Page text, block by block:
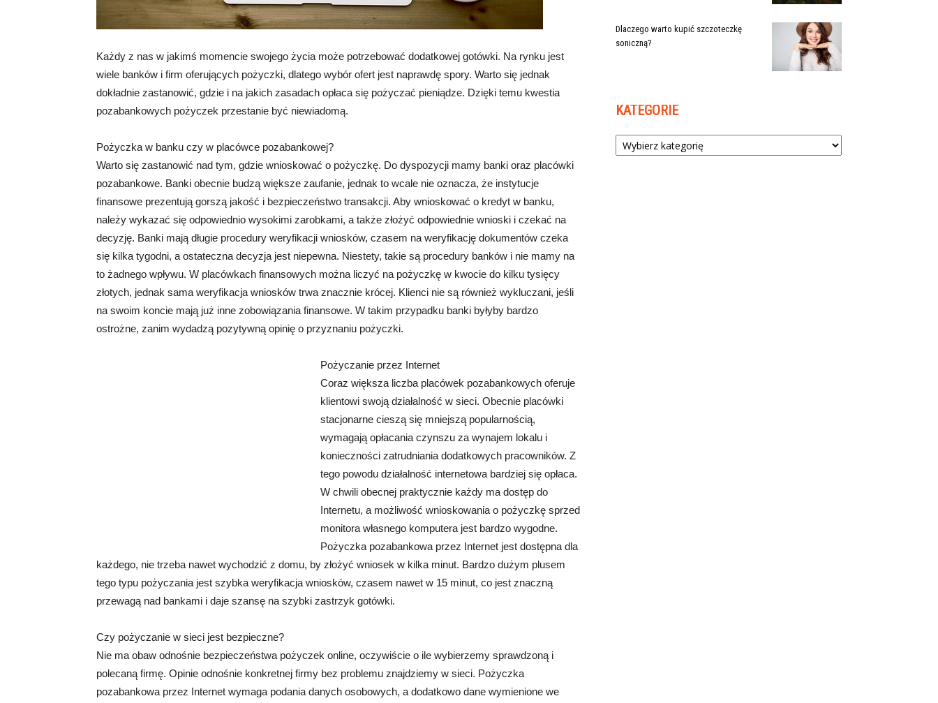
Każdy z nas w jakimś momencie swojego życia może potrzebować dodatkowej gotówki. Na rynku jest
wiele banków i firm oferujących pożyczki, dlatego wybór ofert jest naprawdę spory. Warto się jednak
dokładnie zastanowić, gdzie i na jakich zasadach opłaca się pożyczać pieniądze. Dzięki temu kwestia
pozabankowych pożyczek przestanie być niewiadomą.
Pożyczka w banku czy w placówce pozabankowej?
Warto się zastanowić nad tym, gdzie wnioskować o pożyczkę. Do dyspozycji mamy banki oraz placówki
pozabankowe. Banki obecnie budzą większe zaufanie, jednak to wcale nie oznacza, że instytucje
finansowe prezentują gorszą jakość i bezpieczeństwo transakcji. Aby wnioskować o kredyt w banku,
należy wykazać się odpowiednio wysokimi zarobkami, a także złożyć odpowiednie wnioski i czekać na
decyzję. Banki mają długie procedury weryfikacji wniosków, czasem na weryfikację dokumentów czeka
się kilka tygodni, a ostateczna decyzja jest niepewna. Niestety, takie są procedury banków i nie mamy na
to żadnego wpływu. W placówkach finansowych można liczyć na pożyczkę w kwocie do kilku tysięcy
złotych, jednak sama weryfikacja wniosków trwa znacznie krócej. Klienci nie są również wykluczani, jeśli
na swoim koncie mają już inne zobowiązania finansowe. W takim przypadku banki byłyby bardzo
ostrożne, zanim wydadzą pozytywną opinię o przyznaniu pożyczki.
Pożyczanie przez Internet
Coraz większa liczba placówek pozabankowych oferuje
klientowi swoją działalność w sieci. Obecnie placówki
stacjonarne cieszą się mniejszą popularnością,
wymagają opłacania czynszu za wynajem lokalu i
konieczności zatrudniania dodatkowych pracowników. Z
tego powodu działalność internetowa bardziej się opłaca.
W chwili obecnej praktycznie każdy ma dostęp do
Internetu, a możliwość wnioskowania o pożyczkę sprzed
monitora własnego komputera jest bardzo wygodne.
Pożyczka pozabankowa przez Internet jest dostępna dla
każdego, nie trzeba nawet wychodzić z domu, by złożyć wniosek w kilka minut. Bardzo dużym plusem
tego typu pożyczania jest szybka weryfikacja wniosków, czasem nawet w 15 minut, co jest znaczną
przewagą nad bankami i daje szansę na szybki zastrzyk gotówki.
Czy pożyczanie w sieci jest bezpieczne?
Nie ma obaw odnośnie bezpieczeństwa pożyczek online, oczywiście o ile wybierzemy sprawdzoną i
polecaną firmę. Opinie odnośnie konkretnej firmy bez problemu znajdziemy w sieci. Pożyczka
pozabankowa przez Internet wymaga podania danych osobowych, a dodatkowo dane wymienione we
Dlaczego warto kupić szczoteczkę
soniczną?
KATEGORIE
Kategorie